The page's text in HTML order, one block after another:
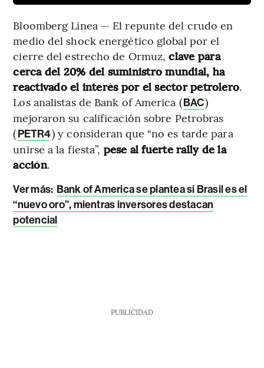
Bloomberg Línea — El repunte del crudo en
medio del shock energético global por el
cierre del estrecho de Ormuz,clave para
cerca del 20% del suministro mundial, ha
reactivado el interés por el sector petrolero.
Los analistas de Bank of America (BAC)
mejoraron su calificación sobre Petrobras
(PETR4) y consideran que “no es tarde para
unirse a la fiesta”, pese al fuerte rally de la
acción.
Ver más: Bank of America se plantea si Brasil es el
“nuevo oro”, mientras inversores destacan
potencial
PUBLICIDAD